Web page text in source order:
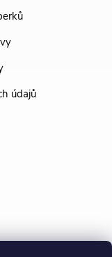
údajů